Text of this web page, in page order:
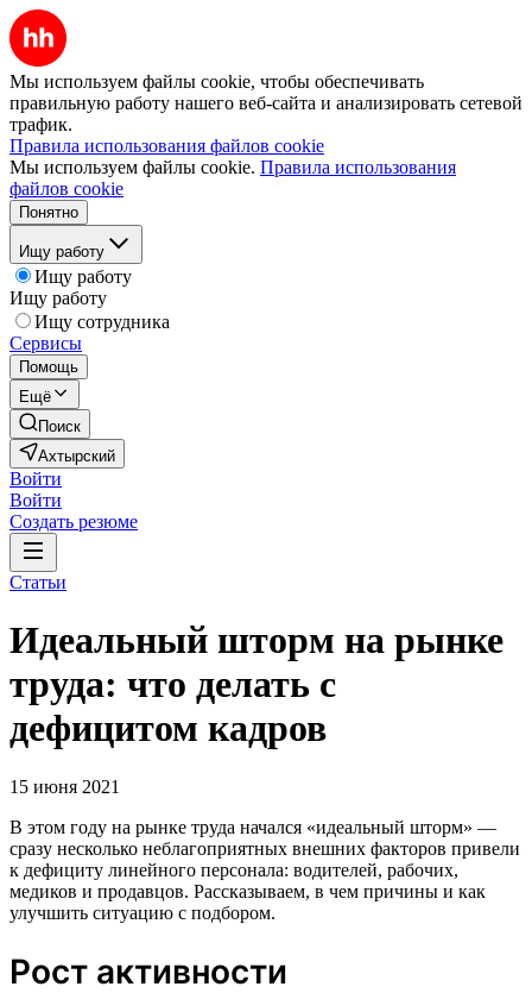
Мы используем файлы cookie, чтобы обеспечивать
правильную работу нашего веб-сайта и анализировать сетевой
трафик.
Правила использования файлов cookie
Мы используем файлы cookie. Правила использования
файлов cookie
Понятно
Ищу работу
Ищу работу
Ищу работу
Ищу сотрудника
Сервисы
Помощь
Ещё
Поиск
Ахтырский
Войти
Войти
Создать резюме
Статьи
Идеальный шторм на рынке
труда: что делать с
дефицитом кадров
15 июня 2021
В этом году на рынке труда начался «идеальный шторм» —
сразу несколько неблагоприятных внешних факторов привели
к дефициту линейного персонала: водителей, рабочих,
медиков и продавцов. Рассказываем, в чем причины и как
улучшить ситуацию с подбором.
Рост активности